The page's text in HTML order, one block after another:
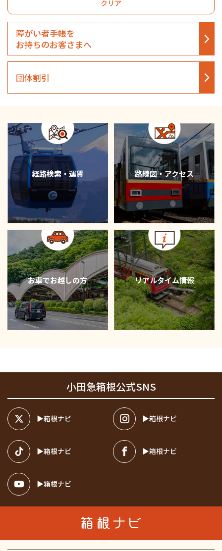
クリア
障がい者手帳を
お持ちのお客さまへ
団体割引
経路検索・運賃 路線図・アクセス
お車でお越しの方 リアルタイム情報
小田急箱根公式SNS
箱根ナビ 箱根ナビ
箱根ナビ 箱根ナビ
箱根ナビ